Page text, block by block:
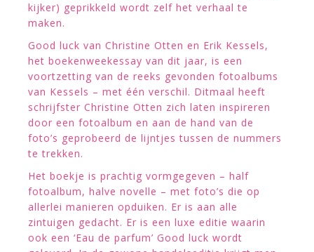
kijker) geprikkeld wordt zelf het verhaal te
maken.
Good luck van Christine Otten en Erik Kessels,
het boekenweekessay van dit jaar, is een
voortzetting van de reeks gevonden fotoalbums
van Kessels – met één verschil. Ditmaal heeft
schrijfster Christine Otten zich laten inspireren
door een fotoalbum en aan de hand van de
foto’s geprobeerd de lijntjes tussen de nummers
te trekken.
Het boekje is prachtig vormgegeven – half
fotoalbum, halve novelle – met foto’s die op
allerlei manieren opduiken. Er is aan alle
zintuigen gedacht. Er is een luxe editie waarin
ook een ‘Eau de parfum’ Good luck wordt